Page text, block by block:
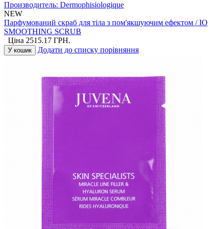
Производитель: Dermophisiologique
NEW
Парфумований скраб для тіла з пом'якшуючим ефектом / IO
SMOOTHING SCRUB
Ціна 2515.17 ГРН.
У кошик Додати до списку порівняння